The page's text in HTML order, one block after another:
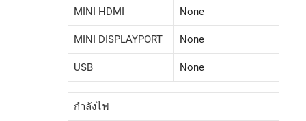
MINI HDMI None
MINI DISPLAYPORT None
USB None
กำลังไฟ